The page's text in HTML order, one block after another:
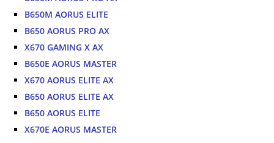
B650M AORUS ELITE
B650 AORUS PRO AX
X670 GAMING X AX
B650E AORUS MASTER
X670 AORUS ELITE AX
B650 AORUS ELITE AX
B650 AORUS ELITE
X670E AORUS MASTER